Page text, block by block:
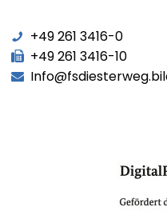
+49 261 3416-0
+49 261 3416-10